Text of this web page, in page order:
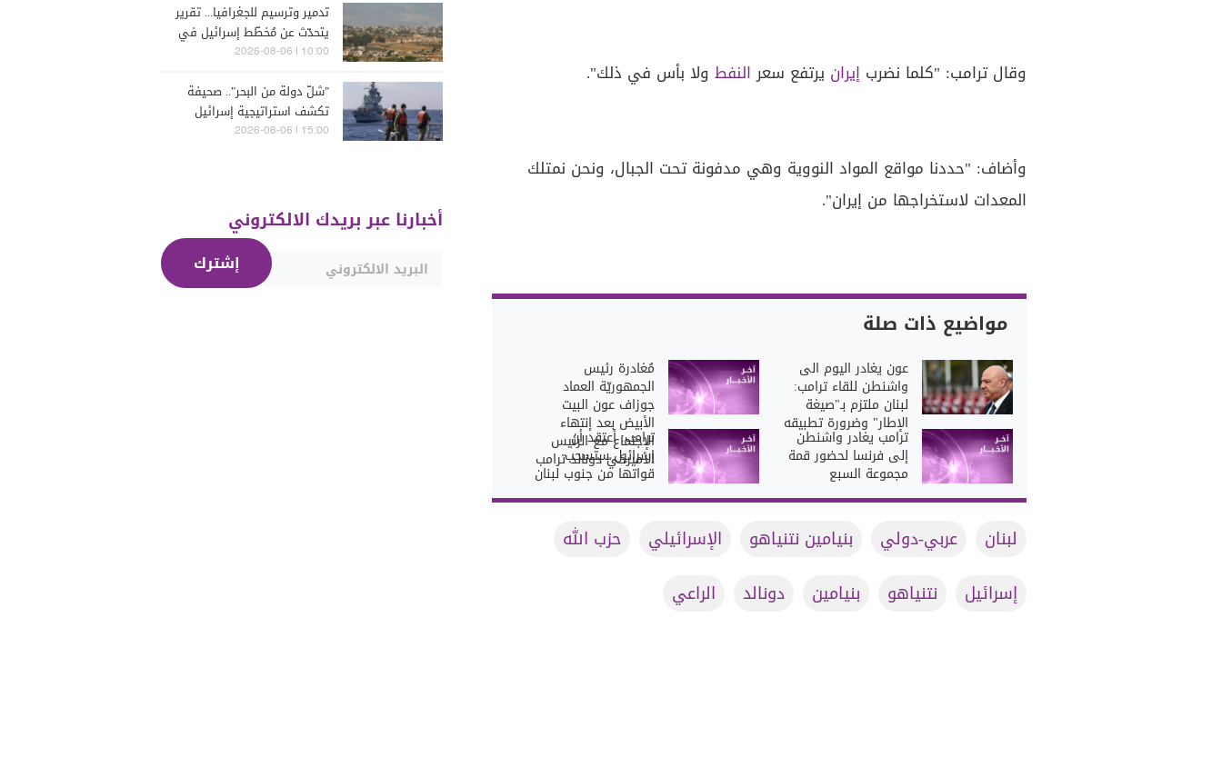
وقال ترامب: "كلما نضرب إيران يرتفع سعرالنفط ولا بأس في ذلك".
وأضاف: "حددنا مواقع المواد النووية وهي مدفونة تحت الجبال، ونحن نمتلك
المعدات لاستخراجها من إيران".
مواضيع ذات صلة
عون يغادر اليوم الى
واشنطن للقاء ترامب:
لبنان ملتزم بـ"صيغة
الإطار" وضرورة تطبيقه
مُغادرة رئيس
الجمهوريّة العماد
جوزاف عون البيت
الأبيض بعد إنتهاء
الإجتماع مع الرئيس
الأميركيّ دونالد ترامب
ترامب يغادر واشنطن
إلى فرنسا لحضور قمة
مجموعة السبع
ترامب: أعتقد أن
إسرائيل ستسحب
قواتها من جنوب لبنان
لبنان عربي-دولي بنيامين نتنياهو الإسرائيلي
حزب الله
إسرائيل
نتنياهو بنيامين دونالد الراعي
تدمير وترسيم للجغرافيا... تقرير
يتحدّث عن مُخطّط إسرائيل في
جنوب لبنان
10:00 | 2026-08-06
"شلّ دولة من البحر".. صحيفة
تكشف استراتيجية إسرائيل
البحرية الجديدة في مواجهة
15:00 | 2026-08-06
أخبارنا عبر بريدك الالكتروني
إشترك